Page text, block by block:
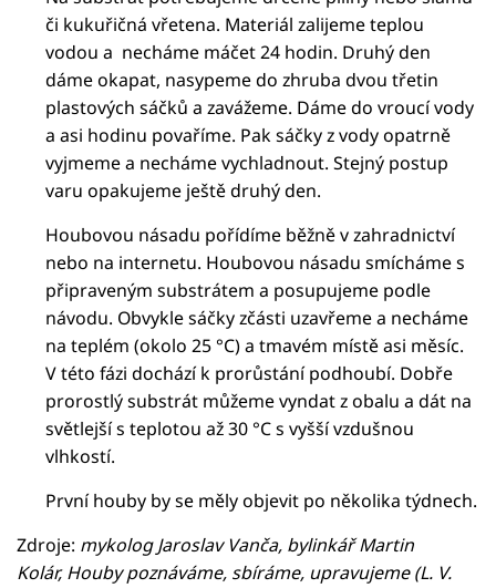
či kukuřičná vřetena. Materiál zalijeme teplou
vodou a necháme máčet 24 hodin. Druhý den
dáme okapat, nasypeme do zhruba dvou třetin
plastových sáčků a zavážeme. Dáme do vroucí vody
a asi hodinu povaříme. Pak sáčky z vody opatrně
vyjmeme a necháme vychladnout. Stejný postup
varu opakujeme ještě druhý den.
Houbovou násadu pořídíme běžně v zahradnictví
nebo na internetu. Houbovou násadu smícháme s
připraveným substrátem a posupujeme podle
návodu. Obvykle sáčky zčásti uzavřeme a necháme
na teplém (okolo 25 °C) a tmavém místě asi měsíc.
V této fázi dochází k prorůstání podhoubí. Dobře
prorostlý substrát můžeme vyndat z obalu a dát na
světlejší s teplotou až 30 °C s vyšší vzdušnou
vlhkostí.
První houby by se měly objevit po několika týdnech.
Zdroje: mykolog Jaroslav Vanča, bylinkář Martin
Kolár, Houby poznáváme, sbíráme, upravujeme (L. V.